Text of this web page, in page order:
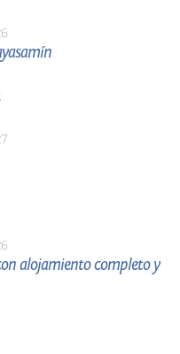
alojamiento completo y